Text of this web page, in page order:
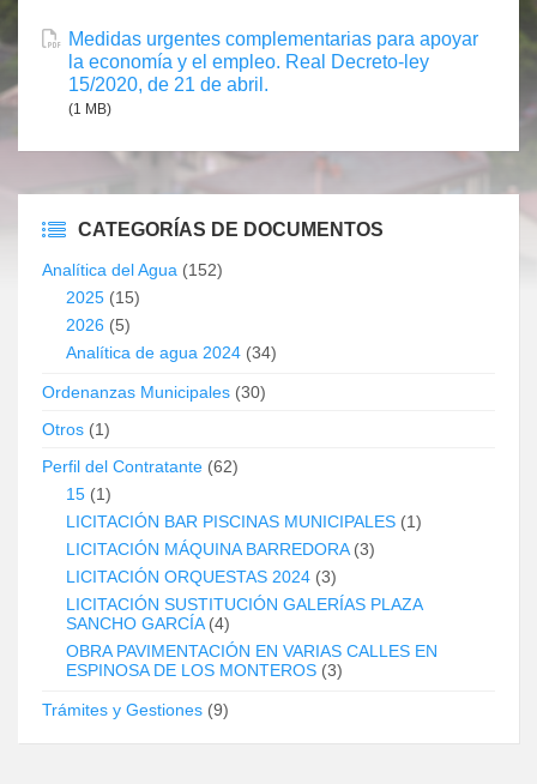
Medidas urgentes complementarias para apoyar
la economía y el empleo. Real Decreto-ley
15/2020, de 21 de abril.
(1 MB)
CATEGORÍAS DE DOCUMENTOS
Analítica del Agua (152)
2025 (15)
2026 (5)
Analítica de agua 2024 (34)
Ordenanzas Municipales (30)
Otros (1)
Perfil del Contratante (62)
15 (1)
LICITACIÓN BAR PISCINAS MUNICIPALES (1)
LICITACIÓN MÁQUINA BARREDORA(3)
LICITACIÓN ORQUESTAS 2024 (3)
LICITACIÓN SUSTITUCIÓN GALERÍAS PLAZA
SANCHO GARCÍA(4)
OBRA PAVIMENTACIÓN EN VARIAS CALLES EN
ESPINOSA DE LOS MONTEROS (3)
Trámites y Gestiones (9)